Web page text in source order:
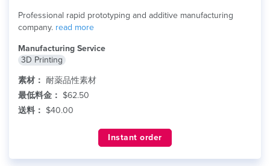
Professional rapid prototyping and additive manufacturing
company. read more
Manufacturing Service
3D Printing
素材： 耐薬品性素材
最低料金： $62.50
送料： $40.00
Instant order